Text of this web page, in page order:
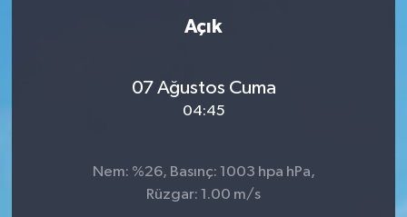
Açık
07 Ağustos Cuma
04:45
Nem: %26, Basınç: 1003 hpa hPa,
Rüzgar: 1.00 m/s